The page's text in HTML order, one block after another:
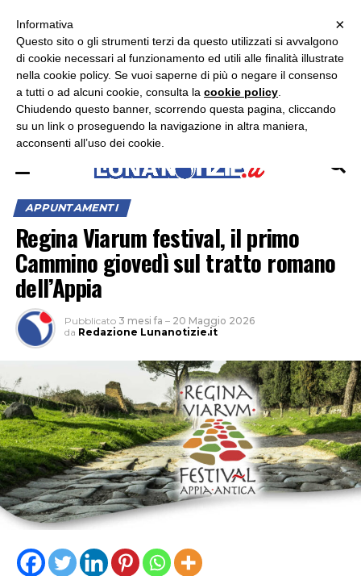
ASCOLTA RADIO LUNA
APPUNTAMENTI
Regina Viarum festival, il primo
Cammino giovedì sul tratto romano
dell’Appia
Pubblicato 3 mesi fa – 20 Maggio 2026
da Redazione Lunanotizie.it
×
×
Informativa
Questo sito o gli strumenti terzi da questo utilizzati si avvalgono
di cookie necessari al funzionamento ed utili alle finalità illustrate
nella cookie policy. Se vuoi saperne di più o negare il consenso
a tutti o ad alcuni cookie, consulta la cookie policy
Chiudendo questo banner, scorrendo questa pagina, cliccando
su un link o proseguendo la navigazione in altra maniera,
acconsenti all’uso dei cookie.